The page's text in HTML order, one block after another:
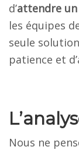
d’attendre
les équipes
seule
patience et
Nous ne